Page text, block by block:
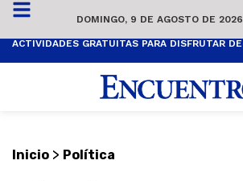
DOMINGO, 9 DE AGOSTO DE 2026
Inicio > Política